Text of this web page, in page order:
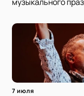
музыкального
7 июля